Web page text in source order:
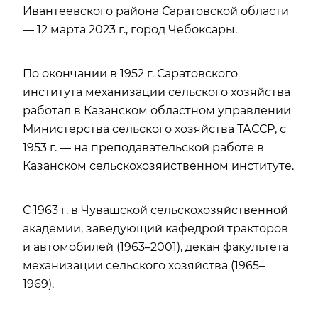
Ивантеевского района Саратовской области
— 12 марта 2023 г., город Чебоксары.
По окончании в 1952 г. Саратовского
института механизации сельского хозяйства
работал в Казанском областном управлении
Министерства сельского хозяйства ТАССР, с
1953 г. — на преподавательской работе в
Казанском сельскохозяйственном институте.
С 1963 г. в Чувашской сельскохозяйственной
академии, заведующий кафедрой тракторов
и автомобилей (1963–2001), декан факультета
механизации сельского хозяйства (1965–
1969).